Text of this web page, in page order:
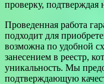
проверку,
Проведенная работа
подходит для
возможна по удобной
занесением в реестр,
уникальность. Мы
подтверждающую